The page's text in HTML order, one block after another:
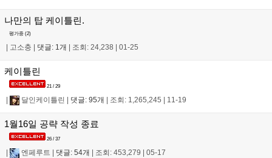
나만의 탑 케이틀린.
평가중 (2)
| 고소충 | 댓글: 1개 | 조회: 24,238 | 01-25
케이틀린
21 / 29
| 달인케이틀린 | 댓글: 95개 | 조회: 1,265,245 | 11-19
1월16일 공략 작성 종료
26 / 37
엔페루트 댓글: 54개 조회: 453,279 05-17